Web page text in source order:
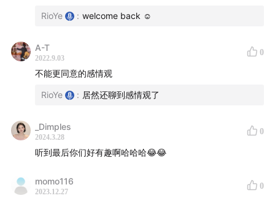
播客中提及的：
1 书籍： 贪婪的多巴胺
How To Master It For HEALTH | Daniel Z. Lieberman
3 超美的海和超级可爱的迷你寄居蟹：
RioYe : welcome back ☺️
A-T
2022.9.03
0
不能更同意的感情观
RioYe : 居然还聊到感情观了
_Dimples
2024.3.28
0
听到最后你们好有趣啊哈哈哈😂😂
momo116
2023.12.27
0